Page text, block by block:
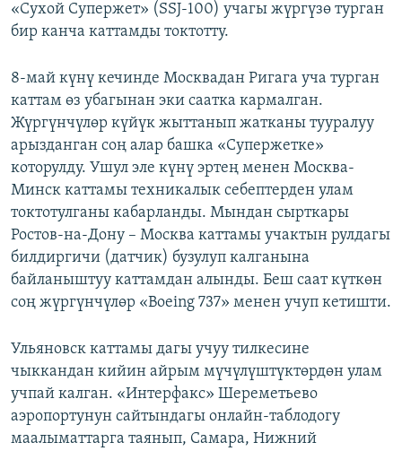
«Сухой Супержет» (SSJ-100) учагы жүргүзө турган
бир канча каттамды токтотту.
8-май күнү кечинде Москвадан Ригага уча турган
каттам өз убагынан эки саатка кармалган.
Жүргүнчүлөр күйүк жыттанып жатканы тууралуу
арызданган соң алар башка «Супержетке»
которулду. Ушул эле күнү эртең менен Москва-
Минск каттамы техникалык себептерден улам
токтотулганы кабарланды. Мындан сырткары
Ростов-на-Дону – Москва каттамы учактын рулдагы
билдиргичи (датчик) бузулуп калганына
байланыштуу каттамдан алынды. Беш саат күткөн
соң жүргүнчүлөр «Boeing 737» менен учуп кетишти.
Ульяновск каттамы дагы учуу тилкесине
чыккандан кийин айрым мүчүлүштүктөрдөн улам
учпай калган. «Интерфакс» Шереметьево
аэропортунун сайтындагы онлайн-таблодогу
маалыматтарга таянып, Самара, Нижний